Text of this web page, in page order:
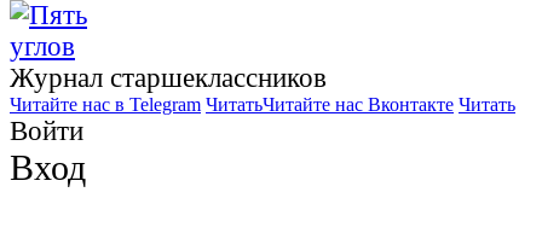
Журнал старшекласcников
Читайте нас в Telegram ЧитатьЧитайте нас Вконтакте Читать
Войти
Вход